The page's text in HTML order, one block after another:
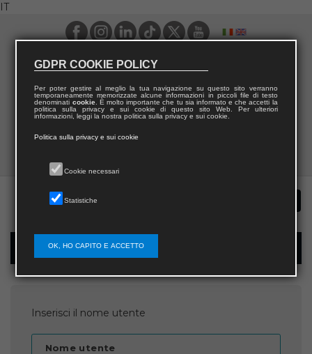
IT
Recupera password
Inserisci il nome utente
Nome utente
GDPR COOKIE POLICY
Per poter gestire al meglio la tua navigazione su questo sito verranno
temporaneamente memorizzate alcune informazioni in piccoli file di testo
denominati cookie. È molto importante che tu sia informato e che accetti la
politica sulla privacy e sui cookie di questo sito Web. Per ulteriori
informazioni, leggi la nostra politica sulla privacy e sui cookie.
Politica sulla privacy e sui cookie
Cookie necessari
Statistiche
OK, HO CAPITO E ACCETTO